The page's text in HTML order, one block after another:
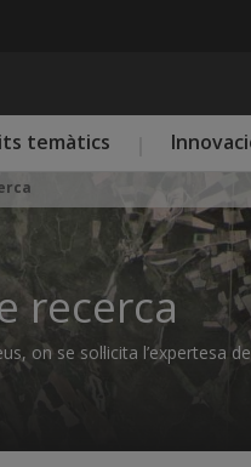
temàtics
recerca
se sol·licita l’expertesa